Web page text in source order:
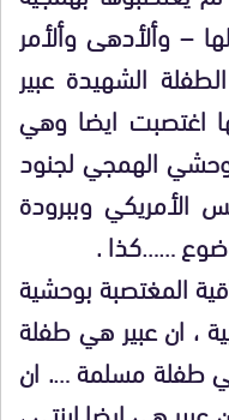
– وألأدهى وألأمر
الشهيدة عبير
اغتصبت ايضا وهي
الهمجي لجنود
الأمريكي وببرودة
……كذا .
المغتصبة بوحشية
، ان عبير هي طفلة
هي طفلة مسلمة …. ان